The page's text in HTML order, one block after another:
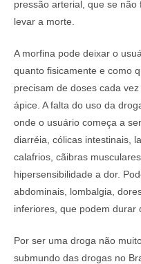
pressão arterial, que se
levar a morte.
A morfina pode deixar o
quanto fisicamente e como
precisam de doses cada
ápice. A falta do uso da
onde o usuário começa a
diarréia, cólicas intestinais,
calafrios, cãibras
hipersensibilidade a dor.
abdominais, lombalgia,
inferiores, que podem durar
Por ser uma droga não
submundo das drogas no